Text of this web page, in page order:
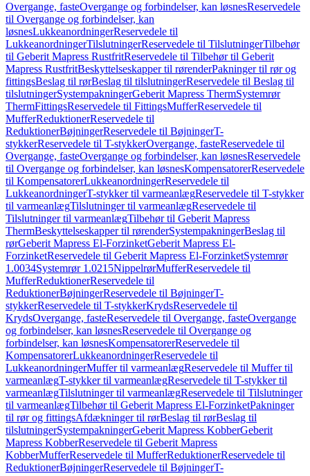
Overgange, fasteOvergange og forbindelser, kan løsnesReservedele
til Overgange og forbindelser, kan
løsnesLukkeanordningerReservedele til
LukkeanordningerTilslutningerReservedele til TilslutningerTilbehør
til Geberit Mapress RustfritReservedele til Tilbehør til Geberit
Mapress RustfritBeskyttelseskapper til rørenderPakninger til rør og
fittingsBeslag til rørBeslag til tilslutningerReservedele til Beslag til
tilslutningerSystempakningerGeberit Mapress ThermSystemrør
ThermFittingsReservedele til FittingsMufferReservedele til
MufferReduktionerReservedele til
ReduktionerBøjningerReservedele til BøjningerT-
stykkerReservedele til T-stykkerOvergange, fasteReservedele til
Overgange, fasteOvergange og forbindelser, kan løsnesReservedele
til Overgange og forbindelser, kan løsnesKompensatorerReservedele
til KompensatorerLukkeanordningerReservedele til
LukkeanordningerT-stykker til varmeanlægReservedele til T-stykker
til varmeanlægTilslutninger til varmeanlægReservedele til
Tilslutninger til varmeanlægTilbehør til Geberit Mapress
ThermBeskyttelseskapper til rørenderSystempakningerBeslag til
rørGeberit Mapress El-ForzinketGeberit Mapress El-
ForzinketReservedele til Geberit Mapress El-ForzinketSystemrør
1.0034Systemrør 1.0215NippelrørMufferReservedele til
MufferReduktionerReservedele til
ReduktionerBøjningerReservedele til BøjningerT-
stykkerReservedele til T-stykkerKrydsReservedele til
KrydsOvergange, fasteReservedele til Overgange, fasteOvergange
og forbindelser, kan løsnesReservedele til Overgange og
forbindelser, kan løsnesKompensatorerReservedele til
KompensatorerLukkeanordningerReservedele til
LukkeanordningerMuffer til varmeanlægReservedele til Muffer til
varmeanlægT-stykker til varmeanlægReservedele til T-stykker til
varmeanlægTilslutninger til varmeanlægReservedele til Tilslutninger
til varmeanlægTilbehør til Geberit Mapress El-ForzinketPakninger
til rør og fittingsAfdækninger til rørBeslag til rørBeslag til
tilslutningerSystempakningerGeberit Mapress KobberGeberit
Mapress KobberReservedele til Geberit Mapress
KobberMufferReservedele til MufferReduktionerReservedele til
ReduktionerBøjningerReservedele til BøjningerT-